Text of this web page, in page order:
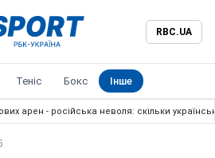
RBC.UA
Теніс Бокс Інше
арен - російська неволя: скільки